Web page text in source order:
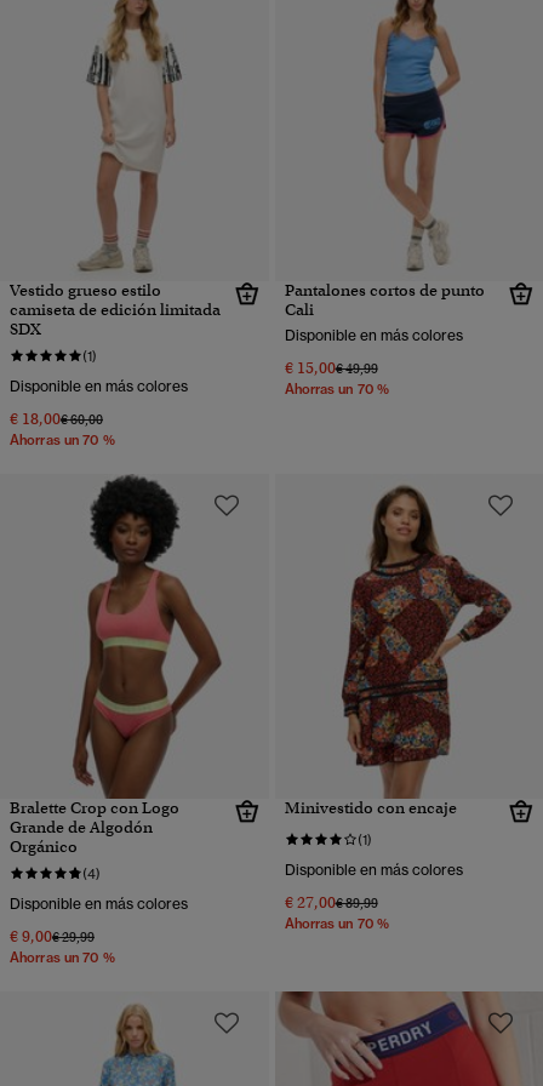
Vestido grueso estilo
camiseta de edición limitada
SDX
(1)
Disponible en más colores
€ 18,00Precio rebajado de
€ 60,00a
Ahorras un 70 %
Pantalones cortos de punto
Cali
Disponible en más colores
€ 15,00Precio rebajado de
€ 49,99a
Ahorras un 70 %
Bralette Crop con Logo
Grande de Algodón
Orgánico
(4)
Disponible en más colores
€ 9,00Precio rebajado de
€ 29,99a
Ahorras un 70 %
Minivestido con encaje
(1)
Disponible en más colores
€ 27,00Precio rebajado de
€ 89,99a
Ahorras un 70 %